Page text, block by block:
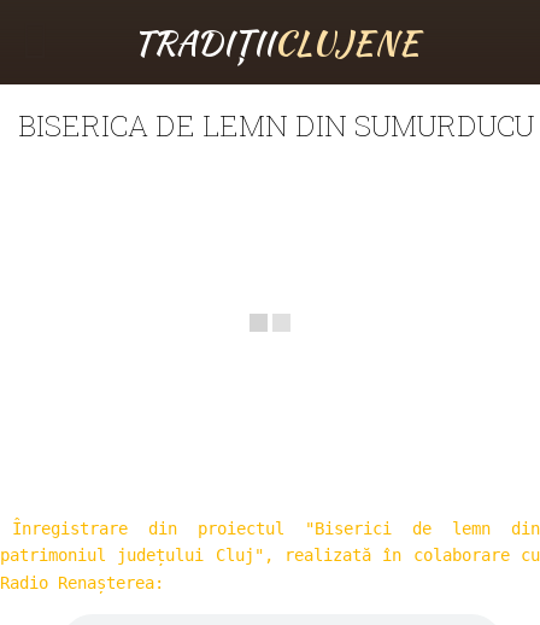
TRADIȚIICLUJENE
BISERICA DE LEMN DIN SUMURDUCU
Înregistrare din proiectul "Biserici de lemn din
patrimoniul județului Cluj", realizată în colaborare cu
Radio Renașterea: